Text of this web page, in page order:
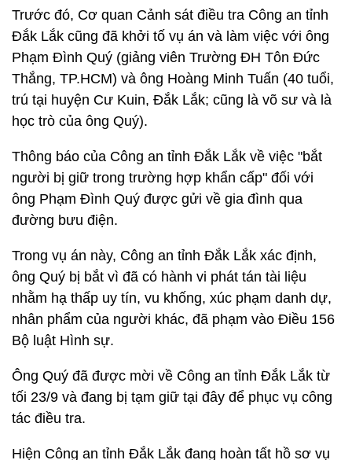
Trước đó, Cơ quan Cảnh sát điều tra Công an tỉnh
Đắk Lắk cũng đã khởi tố vụ án và làm việc với ông
Phạm Đình Quý (giảng viên Trường ĐH Tôn Đức
Thắng, TP.HCM) và ông Hoàng Minh Tuấn (40 tuổi,
trú tại huyện Cư Kuin, Đắk Lắk; cũng là võ sư và là
học trò của ông Quý).
Thông báo của Công an tỉnh Đắk Lắk về việc "bắt
người bị giữ trong trường hợp khẩn cấp" đối với
ông Phạm Đình Quý được gửi về gia đình qua
đường bưu điện.
Trong vụ án này, Công an tỉnh Đắk Lắk xác định,
ông Quý bị bắt vì đã có hành vi phát tán tài liệu
nhằm hạ thấp uy tín, vu khống, xúc phạm danh dự,
nhân phẩm của người khác, đã phạm vào Điều 156
Bộ luật Hình sự.
Ông Quý đã được mời về Công an tỉnh Đắk Lắk từ
tối 23/9 và đang bị tạm giữ tại đây để phục vụ công
tác điều tra.
Hiện Công an tỉnh Đắk Lắk đang hoàn tất hồ sơ vụ